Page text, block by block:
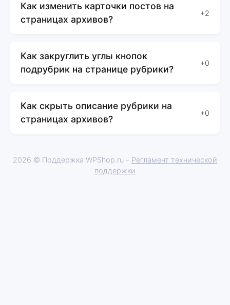
Как изменить карточки постов на
страницах архивов?
+2
Как закруглить углы кнопок
подрубрик на странице рубрики?
+0
Как скрыть описание рубрики на
страницах архивов?
+0
2026 © Поддержка WPShop.ru - Регламент технической
поддержки